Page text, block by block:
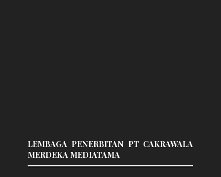
LEMBAGA PENERBITAN PT CAKRAWALA
MERDEKA MEDIATAMA